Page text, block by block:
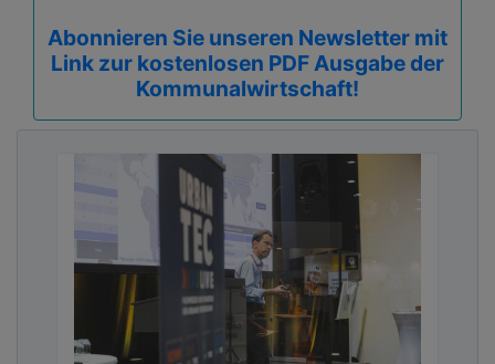
Abonnieren Sie unseren Newsletter mit
Link zur kostenlosen PDF Ausgabe der
Kommunalwirtschaft!